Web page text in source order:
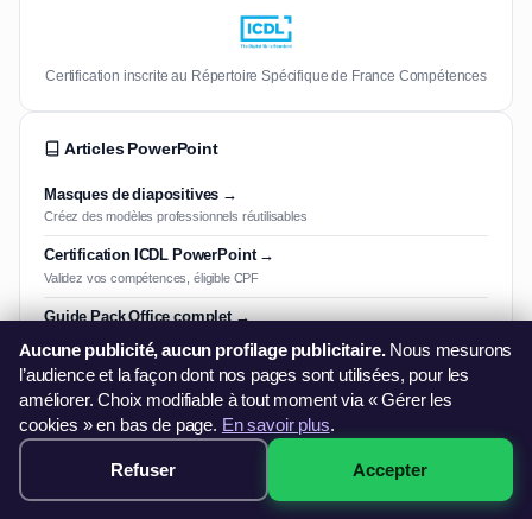
Certification inscrite au Répertoire Spécifique de France Compétences
Articles PowerPoint
Masques de diapositives →
Créez des modèles professionnels réutilisables
Certification ICDL PowerPoint →
Validez vos compétences, éligible CPF
Guide Pack Office complet →
Maîtrisez Word, Excel et PowerPoint ensemble
Paiement & financement
Payez en 3× sans frais · Démarrage immédiat · Sans dossier
249€ · Voir les sessions →
Aucune publicité, aucun profilage publicitaire.Nous mesurons
l’audience et la façon dont nos pages sont utilisées, pour les
améliorer. Choix modifiable à tout moment via « Gérer les
cookies » en bas de page. En savoir plus.
Refuser Accepter